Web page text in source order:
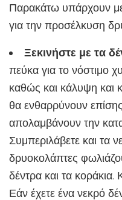
Παρακάτω υπάρχουν
για την προσέλκυση
Ξεκινήστε με τα
πεύκα για το νόστιμο
καθώς και κάλυψη και
θα ενθαρρύνουν
απολαμβάνουν την
Συμπεριλάβετε και τα
δρυοκολάπτες
δέντρα και τα
Εάν έχετε ένα νεκρό